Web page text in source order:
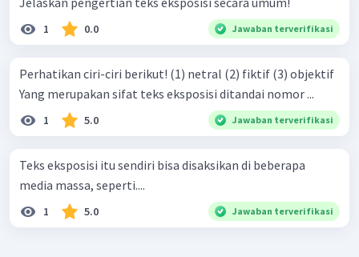
1 0.0 Jawaban terverifikasi
Perhatikan ciri-ciri berikut! (1) netral (2) fiktif (3) objektif
Yang merupakan sifat teks eksposisi ditandai nomor ...
1 5.0 Jawaban terverifikasi
Teks eksposisi itu sendiri bisa disaksikan di beberapa
media massa, seperti....
1 5.0 Jawaban terverifikasi